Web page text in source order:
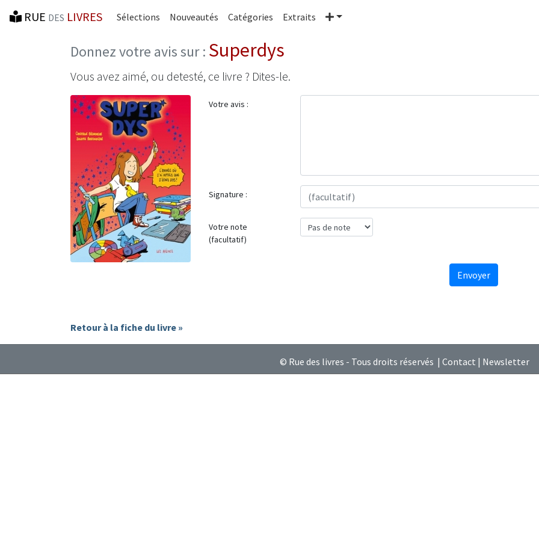
RUE DES LIVRES Sélections Nouveautés Catégories Extraits Plus
Donnez votre avis sur : Superdys
Vous avez aimé, ou detesté, ce livre ? Dites-le.
Votre avis :
Signature :
Votre note
(facultatif)
Envoyer
Retour à la fiche du livre »
© Rue des livres - Tous droits réservés | Contact | Newsletter